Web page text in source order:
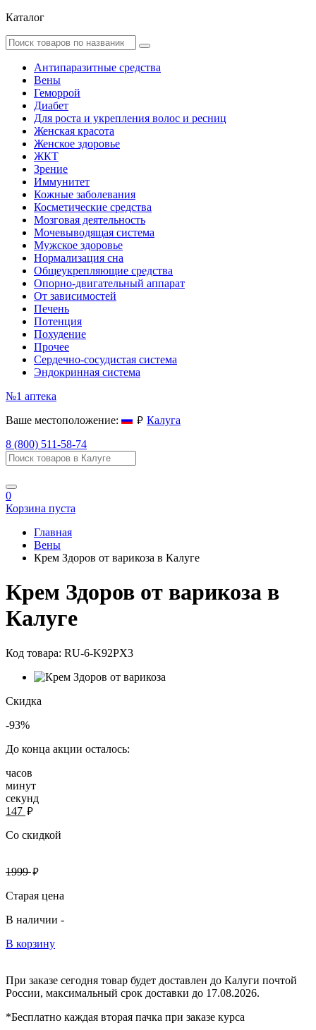
Каталог
Антипаразитные средства
Вены
Геморрой
Диабет
Для роста и укрепления волос и ресниц
Женская красота
Женское здоровье
ЖКТ
Зрение
Иммунитет
Кожные заболевания
Косметические средства
Мозговая деятельность
Мочевыводящая система
Мужское здоровье
Нормализация сна
Общеукрепляющие средства
Опорно-двигательный аппарат
От зависимостей
Печень
Потенция
Похудение
Прочее
Сердечно-сосудистая система
Эндокринная система
№1 аптека
Ваше местоположение:
руб. Калуга
8 (800) 511-58-74
0
Корзина пуста
Главная
Вены
Крем Здоров от варикоза в Калуге
Крем Здоров от варикоза в
Калуге
Код товара: RU-6-K92PX3
Скидка
-93%
До конца акции осталось:
часов
минут
секунд
147 руб.
Со скидкой
1999руб.
Старая цена
В наличии -
В корзину
При заказе сегодня товар будет доставлен до Калуги почтой
России, максимальный срок доставки до 17.08.2026.
*Бесплатно каждая вторая пачка при заказе курса